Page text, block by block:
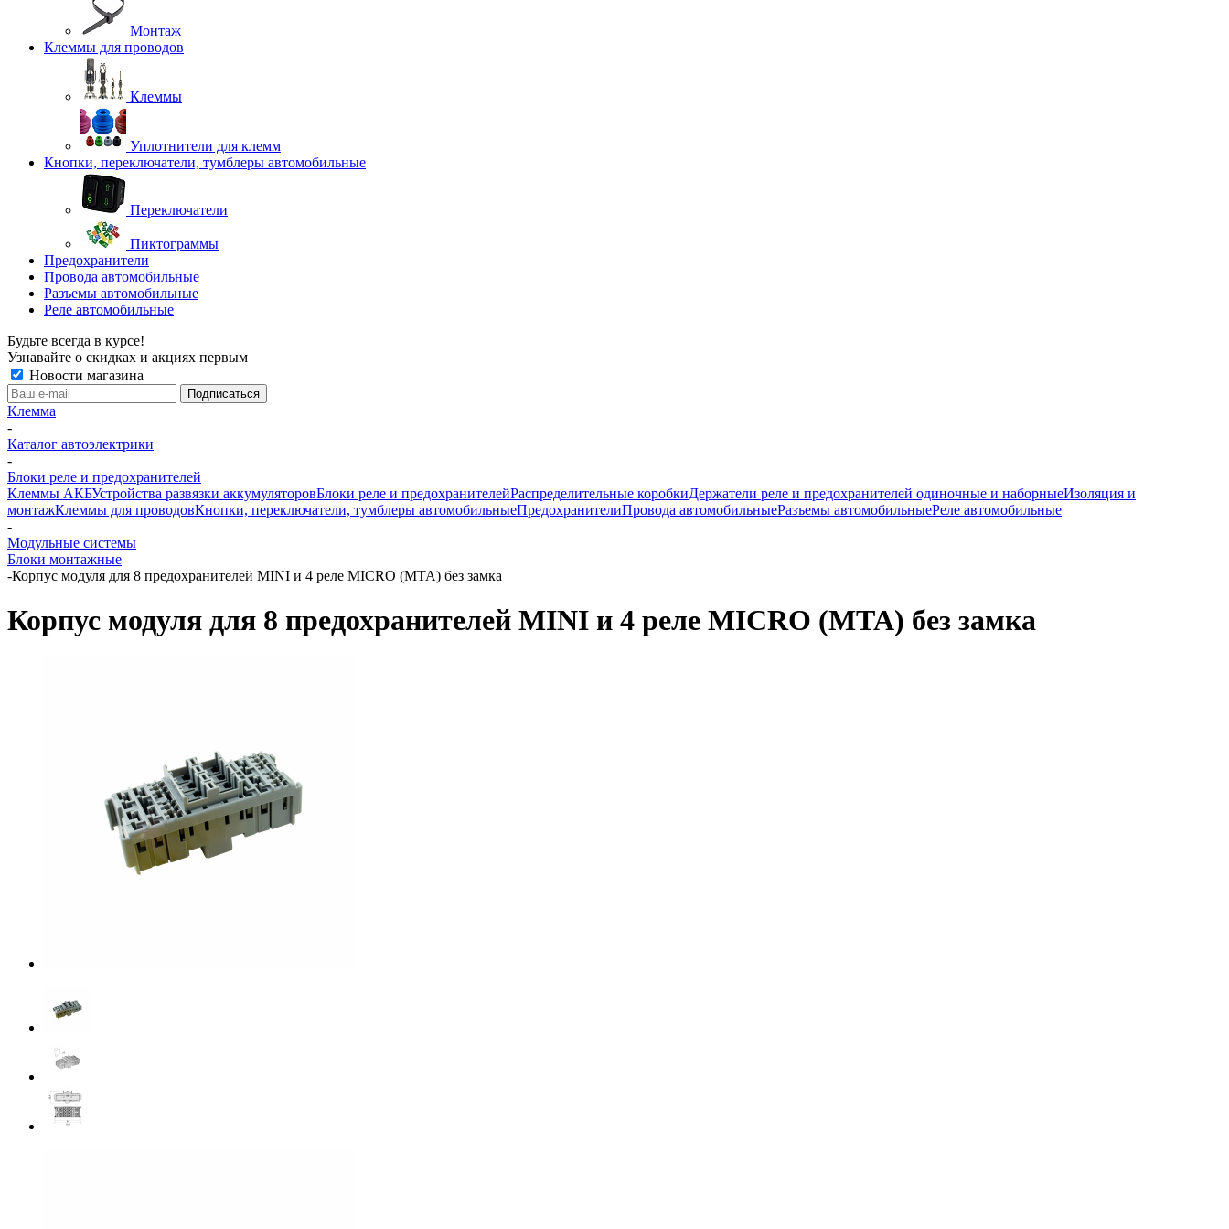
Монтаж
Клеммы для проводов
Клеммы
Уплотнители для клемм
Кнопки, переключатели, тумблеры автомобильные
Переключатели
Пиктограммы
Предохранители
Провода автомобильные
Разъемы автомобильные
Реле автомобильные
Будьте всегда в курсе!
Узнавайте о скидках и акциях первым
Новости магазина
Клемма
-
Каталог автоэлектрики
-
Блоки реле и предохранителей
Клеммы АКБУстройства развязки аккумуляторовБлоки реле и предохранителейРаспределительные коробкиДержатели реле и предохранителей одиночные и наборныеИзоляция и
монтажКлеммы для проводовКнопки, переключатели, тумблеры автомобильныеПредохранителиПровода автомобильныеРазъемы автомобильныеРеле автомобильные
-
Модульные системы
Блоки монтажные
-Корпус модуля для 8 предохранителей MINI и 4 реле MICRO (MTA) без замка
Корпус модуля для 8 предохранителей MINI и 4 реле MICRO (MTA) без замка